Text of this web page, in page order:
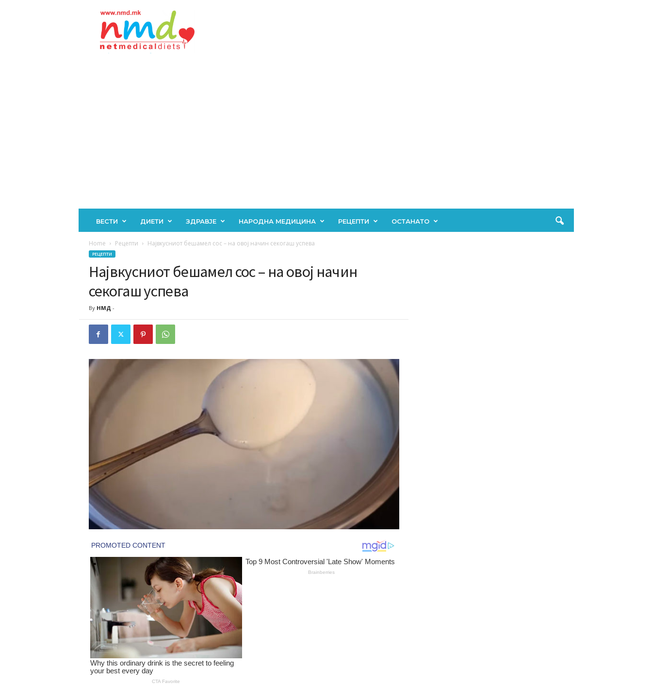
ВЕСТИ ДИЕТИ ЗДРАВЈЕ НАРОДНА МЕДИЦИНА РЕЦЕПТИ ОСТАНАТО
Home Рецепти Највкусниот бешамел сос – на овој начин секогаш успева
РЕЦЕПТИ
Највкусниот бешамел сос – на овој начин
секогаш успева
By НМД -